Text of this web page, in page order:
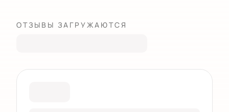
ОТЗЫВЫ ЗАГРУЖАЮТСЯ